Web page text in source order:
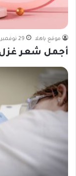
موقع ياهلا 29 نوفمبر، 2024
أجمل شعر